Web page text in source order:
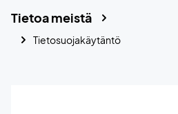
Tietoa meistä
Tietosuojakäytäntö